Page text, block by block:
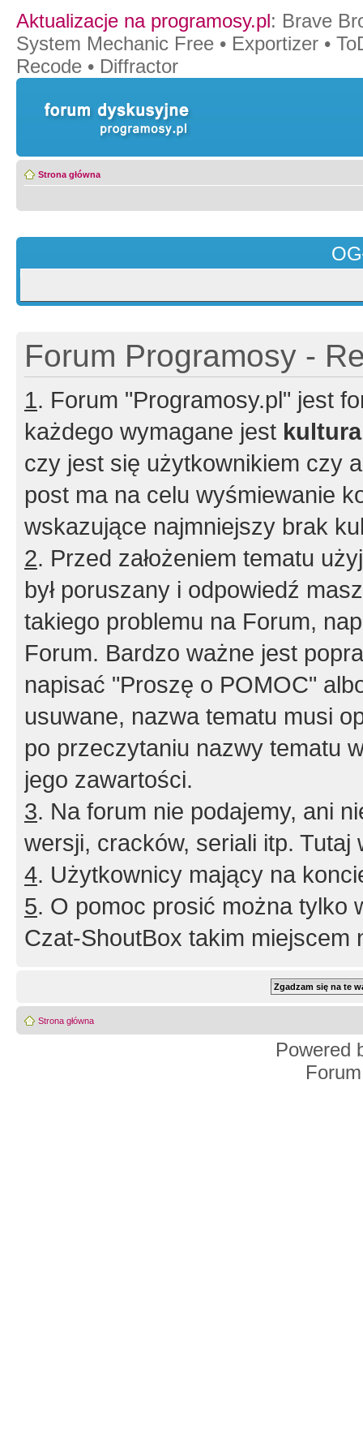
Aktualizacje na programosy.pl: Brave
System Mechanic Free • Exportizer •
Recode • Diffractor
Strona główna
Forum Programosy -
1. Forum "Programosy.pl" jest
każdego wymagane jest
czy jest się użytkownikiem czy
post ma na celu wyśmiewanie
wskazujące najmniejszy brak
2. Przed założeniem tematu
był poruszany i odpowiedź
takiego problemu na Forum,
Forum. Bardzo ważne jest
napisać "Proszę o POMOC"
usuwane, nazwa tematu musi
po przeczytaniu nazwy tematu
jego zawartości.
3. Na forum nie podajemy, ani
wersji, cracków, seriali itp. Tutaj
4. Użytkownicy mający na
5. O pomoc prosić można tylko
Czat-ShoutBox takim miejscem
Strona główna
Powered